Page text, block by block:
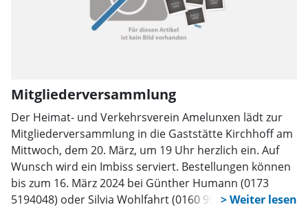
Mitgliederversammlung
Der Heimat- und Verkehrsverein Amelunxen lädt zur
Mitgliederversammlung in die Gaststätte Kirchhoff am
Mittwoch, dem 20. März, um 19 Uhr herzlich ein. Auf
Wunsch wird ein Imbiss serviert. Bestellungen können
bis zum 16. März 2024 bei Günther Humann (0173
5194048) oder Silvia Wohlfahrt (0160 95307039)